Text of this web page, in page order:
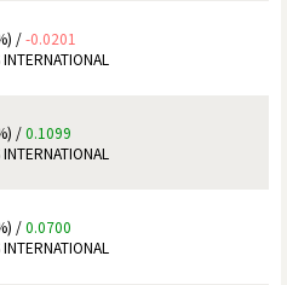
/-0.0201
/0.1099
/0.0700